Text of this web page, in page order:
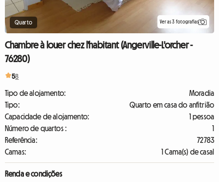
Quarto Ver as 3 fotografias
Chambre à louer chez l'habitant (Angerville-L'orcher -
76280)
58
Tipo de alojamento:
Moradia
Tipo:
Quarto em casa do anfitrião
Capacidade de alojamento:
1 pessoa
Número de quartos :
1
Referência:
72783
Camas:
1 Cama(s) de casal
Renda e condições